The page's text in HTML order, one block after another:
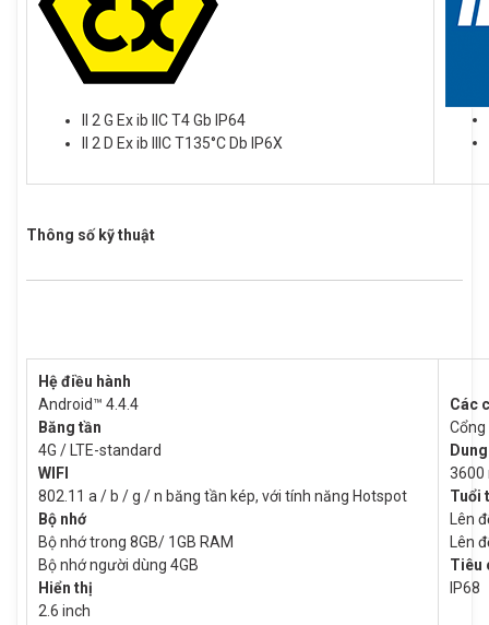
II 2 G Ex ib IIC T4 Gb IP64
II 2 D Ex ib IIIC T135°C Db IP6X
Thông số kỹ thuật
Hệ điều hành
Android™ 4.4.4
Băng tần
4G / LTE-standard
WIFI
802.11 a / b / g / n băng tần kép, với tính năng Hotspot
Bộ nhớ
Bộ nhớ trong 8GB/ 1GB RAM
Bộ nhớ người dùng 4GB
Hiển thị
2.6 inch
Các
3600
Tuổi
Lên
Lên
Tiêu
IP68